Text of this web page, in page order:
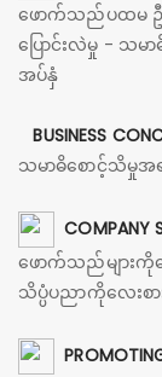
ဖောက်သည်ပထမ ဦး
ပြောင်းလဲမှု - သ
အပ်နှံ
BUSINESS
သမာဓိစောင့်သိမှု
COMPANY
ဖောက်သည်များကို
သိပ္ပံပညာကိုလေးစား